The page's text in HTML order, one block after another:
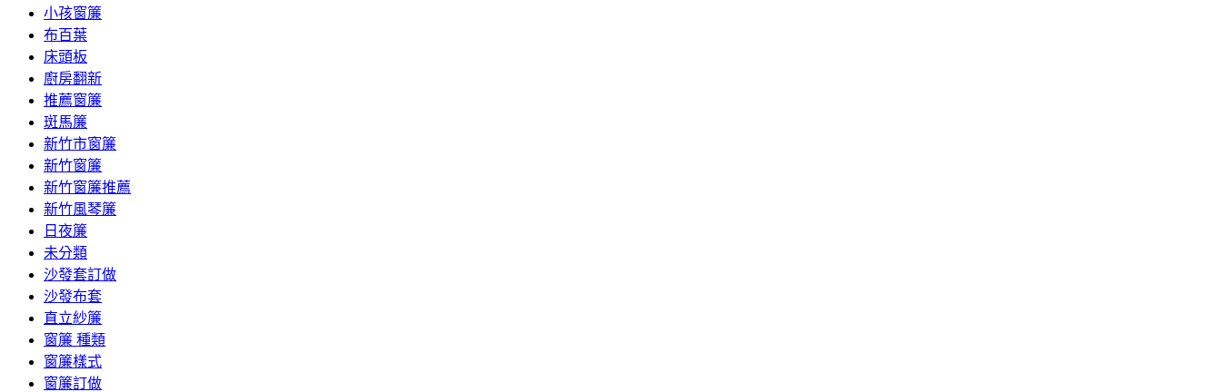
小孩窗簾
布百葉
床頭板
廚房翻新
推薦窗簾
斑馬簾
新竹市窗簾
新竹窗簾
新竹窗簾推薦
新竹風琴簾
日夜簾
未分類
沙發套訂做
沙發布套
直立紗簾
窗簾 種類
窗簾樣式
窗簾訂做